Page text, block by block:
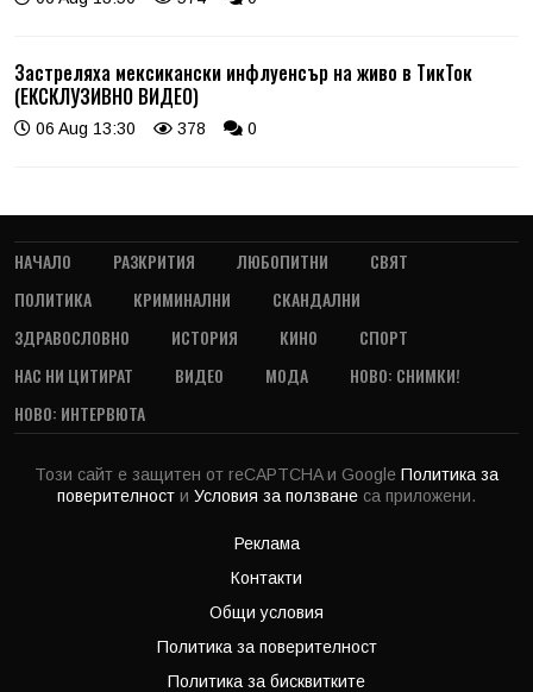
Застреляха мексикански инфлуенсър на живо в ТикТок
(ЕКСКЛУЗИВНО ВИДЕО)
06 Aug 13:30 378 0
НАЧАЛО РАЗКРИТИЯ ЛЮБОПИТНИ
СВЯТ
ПОЛИТИКА
КРИМИНАЛНИ
СКАНДАЛНИ
ЗДРАВОСЛОВНО
ИСТОРИЯ КИНО
СПОРТ
НАС НИ ЦИТИРАТ
ВИДЕО МОДА
НОВО: СНИМКИ!
НОВО: ИНТЕРВЮТА
Този сайт е защитен от reCAPTCHA и Google Политика за
поверителност и Условия за ползване са приложени.
Реклама
Контакти
Общи условия
Политика за поверителност
Политика за бисквитките